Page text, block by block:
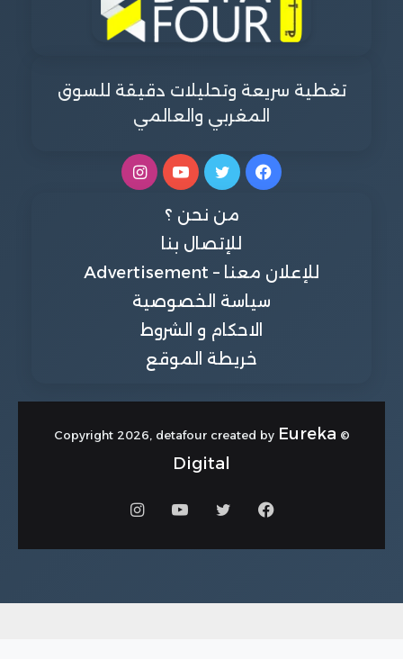
تغطية سريعة وتحليلات دقيقة للسوق
المغربي والعالمي
فيسبوكتويتر يوتيوبانستقرام
من نحن ؟
للإتصال بنا
للإعلان معنا – Advertisement
سياسة الخصوصية
الاحكام و الشروط
خريطة الموقع
© Copyright 2026, detafour created by
Eureka
Digital
فيسبوكتويتر يوتيوبانستقرام